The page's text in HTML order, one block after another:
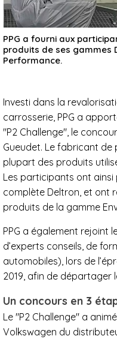
PPG a fourni aux
produits de ses gammes
Performance.
Investi dans la
carrosserie, PPG a
"P2 Challenge", le
Gueudet. Le fabricant
plupart des produits
Les participants ont
complète Deltron, et ont
produits de la gamme
PPG a également rejoint
d’experts conseils, de
automobiles), lors de
2019, afin de départager
Un concours en 3
Le "P2 Challenge" a
Volkswagen du